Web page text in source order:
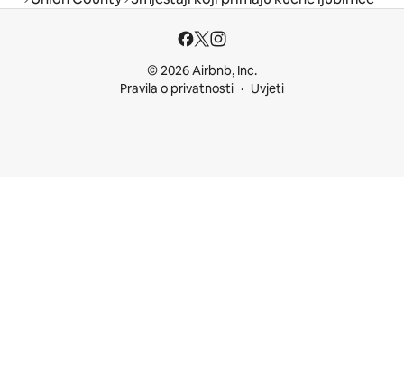
© 2026 Airbnb, Inc.
Pravila o privatnosti
Uvjeti